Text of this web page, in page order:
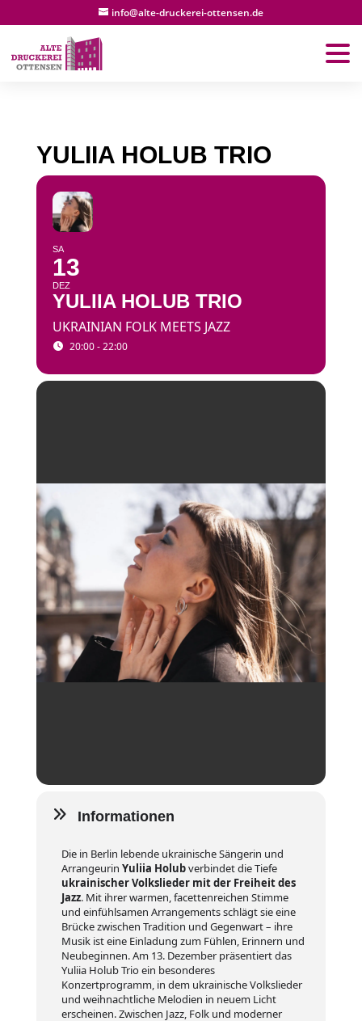
info@alte-druckerei-ottensen.de
YULIIA HOLUB TRIO
SA
13
DEZ
YULIIA HOLUB TRIO
UKRAINIAN FOLK MEETS JAZZ
20:00 - 22:00
Informationen
Die in Berlin lebende ukrainische Sängerin und
Arrangeurin Yuliia Holubverbindet die Tiefe
ukrainischer Volkslieder mit der Freiheit des
Jazz. Mit ihrer warmen, facettenreichen Stimme
und einfühlsamen Arrangements schlägt sie eine
Brücke zwischen Tradition und Gegenwart – ihre
Musik ist eine Einladung zum Fühlen, Erinnern und
Neubeginnen. Am 13. Dezember präsentiert das
Yuliia Holub Trio ein besonderes
Konzertprogramm, in dem ukrainische Volkslieder
und weihnachtliche Melodien in neuem Licht
erscheinen. Zwischen Jazz, Folk und moderner